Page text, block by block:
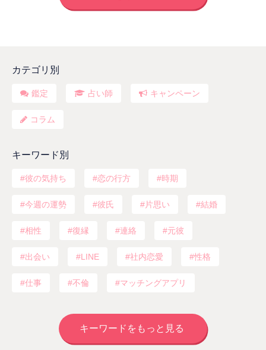
カテゴリ別
鑑定 占い師 キャンペーン
コラム
キーワード別
彼の気持ち 恋の行方 時期
今週の運勢 彼氏 片思い 結婚
相性 復縁 連絡 元彼
出会い LINE 社内恋愛 性格
仕事 不倫 マッチングアプリ
キーワードをもっと見る